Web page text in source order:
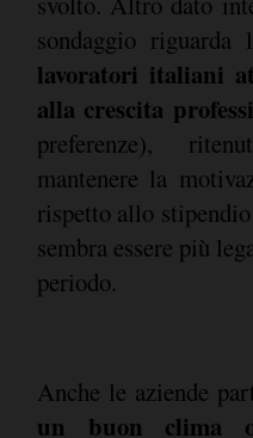
sondaggio
lavoratori italiani
alla crescita
preferenze),
mantenere la
rispetto allo
sembra essere più
periodo.
Anche le aziende
un buon clima